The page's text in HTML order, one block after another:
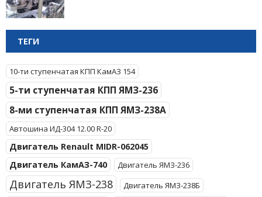
ТЕГИ
10-ти ступенчатая КПП КамАЗ 154
5-ти ступенчатая КПП ЯМЗ-236
8-ми ступенчатая КПП ЯМЗ-238А
Автошина ИД-304 12.00 R-20
Двигатель Renault MIDR-062045
Двигатель КамАЗ-740
Двигатель ЯМЗ-236
Двигатель ЯМЗ-238
Двигатель ЯМЗ-238Б